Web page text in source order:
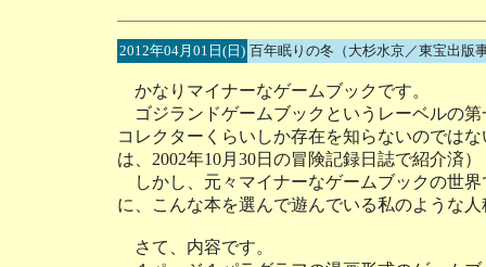
2012年04月01日(日) 百年眠りの冬（大杉水京／東宝出版
かなりマイナーなゲームブックです。
ゴジランドゲームブックというレーベルの
コレクターくらいしか存在を知らないのでは
は、2002年10月30日の冒険記録日誌で紹介済）
しかし、元々マイナーなゲームブックの世
に、こんな本を選んで遊んでいる私のような
さて、内容です。